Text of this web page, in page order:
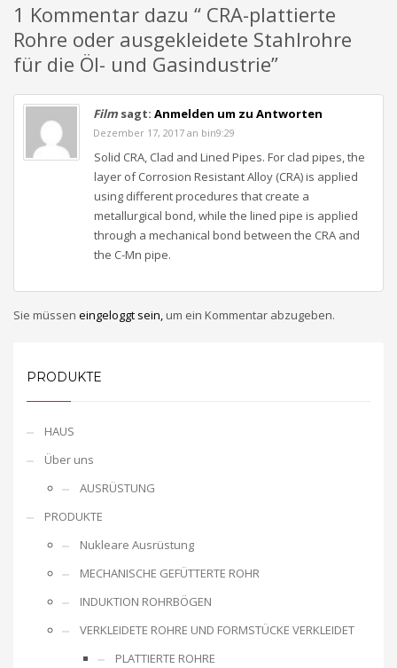
1 Kommentar dazu “ CRA-plattierte
Rohre oder ausgekleidete Stahlrohre
für die Öl- und Gasindustrie”
Film sagt: Anmelden um zu Antworten
Dezember 17, 2017 an bin9:29
Solid CRA, Clad and Lined Pipes. For clad pipes, the
layer of Corrosion Resistant Alloy (CRA) is applied
using different procedures that create a
metallurgical bond, while the lined pipe is applied
through a mechanical bond between the CRA and
the C-Mn pipe.
Sie müssen eingeloggt sein,um ein Kommentar abzugeben.
PRODUKTE
HAUS
Über uns
AUSRÜSTUNG
PRODUKTE
Nukleare Ausrüstung
MECHANISCHE GEFÜTTERTE ROHR
INDUKTION ROHRBÖGEN
VERKLEIDETE ROHRE UND FORMSTÜCKE VERKLEIDET
PLATTIERTE ROHRE